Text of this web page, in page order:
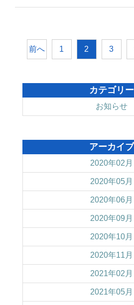
前へ 1 2 3
カテゴリー
お知らせ
アーカイブ
2020年02月
2020年05月
2020年06月
2020年09月
2020年10月
2020年11月
2021年02月
2021年05月